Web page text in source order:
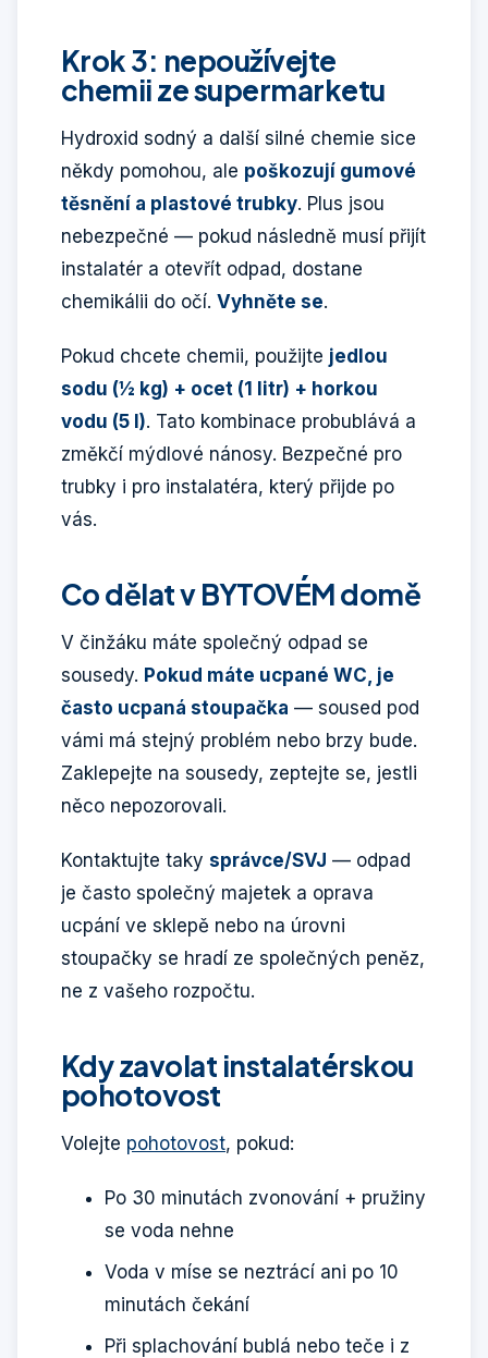
Krok 3: nepoužívejte
chemii ze supermarketu
Hydroxid sodný a další silné chemie sice
někdy pomohou, ale poškozují gumové
těsnění a plastové trubky. Plus jsou
nebezpečné — pokud následně musí přijít
instalatér a otevřít odpad, dostane
chemikálii do očí. Vyhněte se.
Pokud chcete chemii, použijte jedlou
sodu (½ kg) + ocet (1 litr) + horkou
vodu (5 l). Tato kombinace probublává a
změkčí mýdlové nánosy. Bezpečné pro
trubky i pro instalatéra, který přijde po
vás.
Co dělat v BYTOVÉM domě
V činžáku máte společný odpad se
sousedy. Pokud máte ucpané WC, je
často ucpaná stoupačka — soused pod
vámi má stejný problém nebo brzy bude.
Zaklepejte na sousedy, zeptejte se, jestli
něco nepozorovali.
Kontaktujte taky správce/SVJ — odpad
je často společný majetek a oprava
ucpání ve sklepě nebo na úrovni
stoupačky se hradí ze společných peněz,
ne z vašeho rozpočtu.
Kdy zavolat instalatérskou
pohotovost
Volejte pohotovost, pokud:
Po 30 minutách zvonování + pružiny
se voda nehne
Voda v míse se neztrácí ani po 10
minutách čekání
Při splachování bublá nebo teče i z